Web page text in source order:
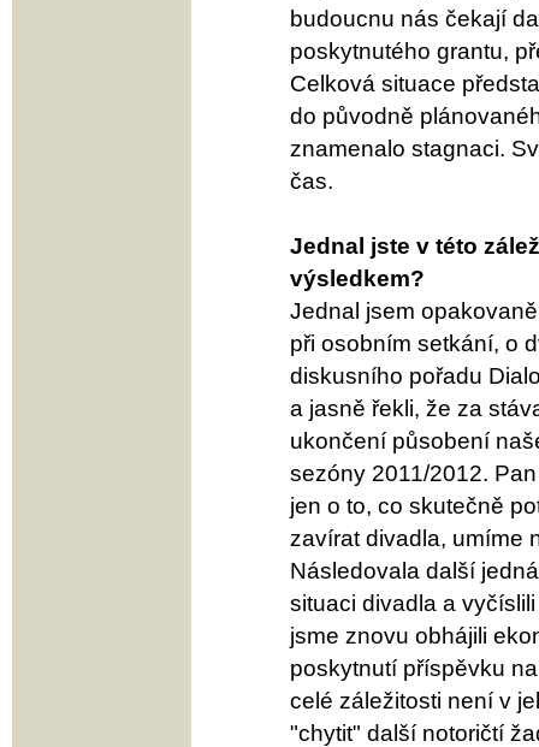
budoucnu nás čekají
poskytnutého grantu,
Celková situace
do původně
znamenalo stagnaci.
čas.
Jednal jste v této
výsledkem?
Jednal jsem
při osobním setkání, o
diskusního pořadu
a jasně řekli, že za
ukončení působení
sezóny 2011/2012.
jen o to, co skutečně
zavírat divadla, umíme
Následovala další
situaci divadla a
jsme znovu obhájili
poskytnutí příspěvku
celé záležitosti není v
"chytit" další notoričtí